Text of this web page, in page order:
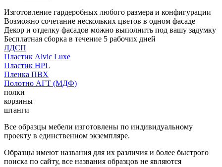
Изготовление гардеробных любого размера и конфигурации
Возможно сочетание нескольких цветов в одном фасаде
Декор и отделку фасадов можно выполнить под вашу задумку
Бесплатная сборка в течение 5 рабочих дней
ЛДСП
Пластик Alvic Luxe
Пластик HPL
Пленка ПВХ
Полотно АГТ (МДФ)
полки
корзины
штанги
Все образцы мебели изготовлены по индивидуальному
проекту в единственном экземпляре.
Образцы имеют названия для их различия и более быстрого
поиска по сайту, все названия образцов не являются